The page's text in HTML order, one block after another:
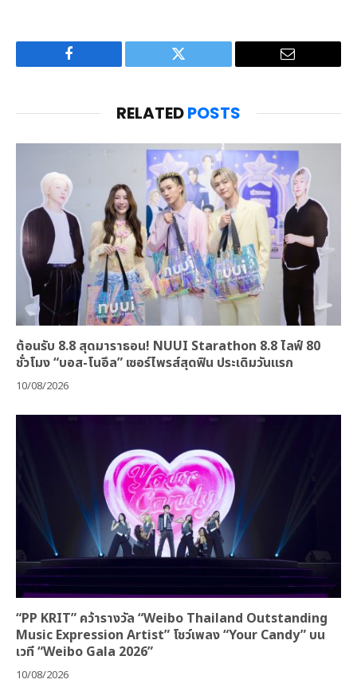
Facebook Twitter Email
RELATEDPOSTS
ต้อนรับ 8.8 สุดมาราธอน! NUUI Starathon 8.8 ไลฟ์ 80
ชั่วโมง “บอส-โนอึล” เซอร์ไพรส์สุดฟิน ประเดิมวันแรก
10/08/2026
“PP KRIT” คว้ารางวัล “Weibo Thailand Outstanding
Music Expression Artist” โชว์เพลง “Your Candy” บน
เวที “Weibo Gala 2026”
10/08/2026